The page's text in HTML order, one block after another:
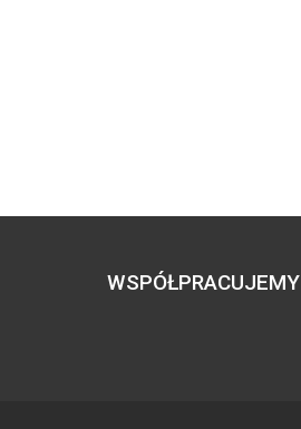
WSPÓŁPRACUJEMY